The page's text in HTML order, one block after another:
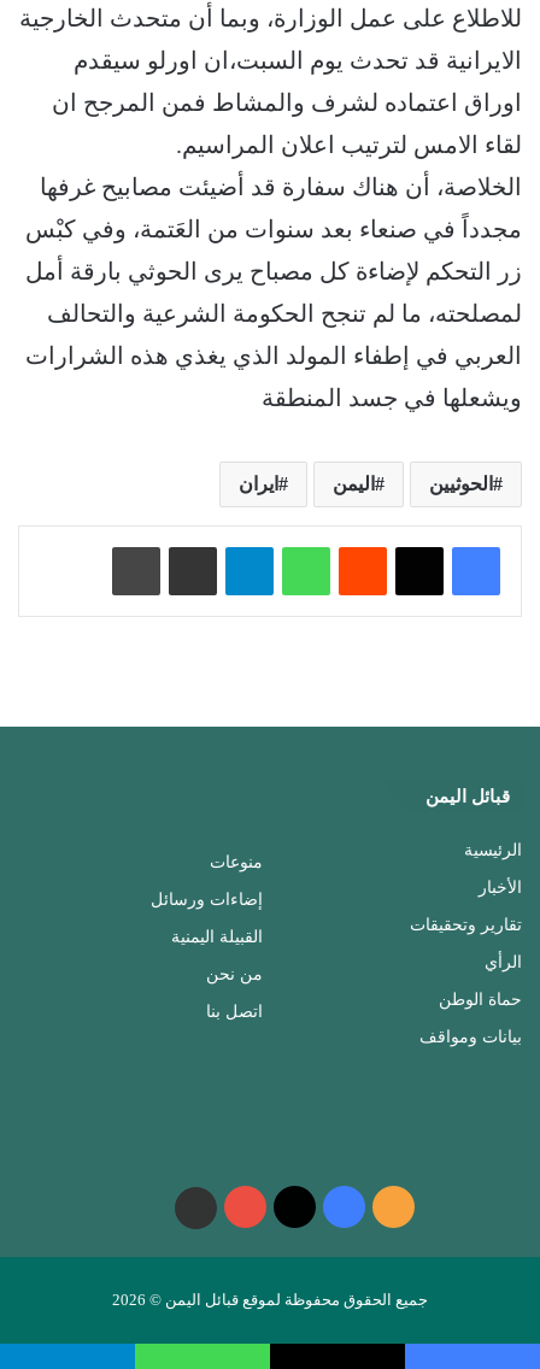
للاطلاع على عمل الوزارة، وبما أن متحدث الخارجية
الايرانية قد تحدث يوم السبت،ان اورلو سيقدم
اوراق اعتماده لشرف والمشاط فمن المرجح ان
لقاء الامس لترتيب اعلان المراسيم.
الخلاصة، أن هناك سفارة قد أضيئت مصابيح غرفها
مجدداً في صنعاء بعد سنوات من العَتمة، وفي كبْس
زر التحكم لإضاءة كل مصباح يرى الحوثي بارقة أمل
لمصلحته، ما لم تنجح الحكومة الشرعية والتحالف
العربي في إطفاء المولد الذي يغذي هذه الشرارات
ويشعلها في جسد المنطقة
الحوثيين اليمن ايران
واتساب تيلقرام
قبائل اليمن
الرئيسية
الأخبار
تقارير وتحقيقات
الرأي
حماة الوطن
بيانات ومواقف
منوعات
إضاءات ورسائل
القبيلة اليمنية
من نحن
اتصل بنا
ملخص
الموقع
RSS
فيسبوك ‫X
‫YouTubeواتساب
جميع الحقوق محفوظة لموقع قبائل اليمن © 2026